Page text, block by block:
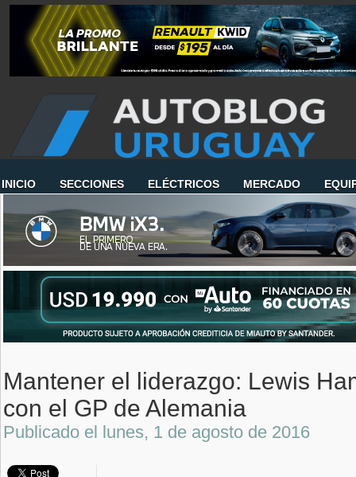
INICIO SECCIONES ELÉCTRICOS MERCADO
Mantener el liderazgo: Lewis
con el GP de Alemania
Publicado el lunes, 1 de agosto de 2016